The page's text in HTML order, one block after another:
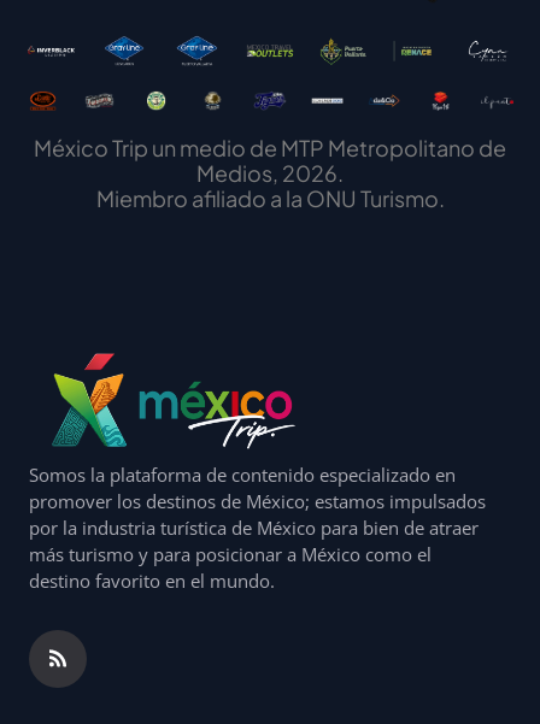
México Trip un medio de MTP Metropolitano de
Medios, 2026.
Miembro afiliado a la ONU Turismo.
Somos la plataforma de contenido especializado en
promover los destinos de México; estamos impulsados
por la industria turística de México para bien de atraer
más turismo y para posicionar a México como el
destino favorito en el mundo.